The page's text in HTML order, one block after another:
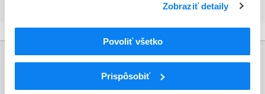
Zobraziť detaily
Povoliť všetko
Prispôsobiť
Informácie